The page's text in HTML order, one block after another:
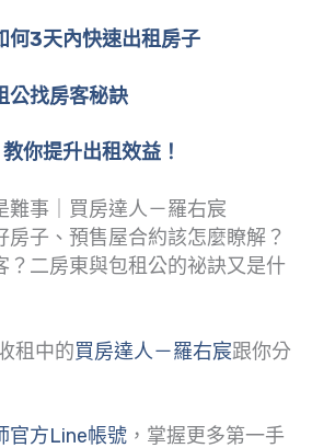
何3天內快速出租房子
公找房客秘訣
你提升出租效益！
難事｜買房達人－羅右宸
房子、預售屋合約該怎麼瞭解？
？二房東與包租公的祕訣又是什
租中的買房達人－羅右宸跟你分
官方Line帳號 ，掌握更多第一手